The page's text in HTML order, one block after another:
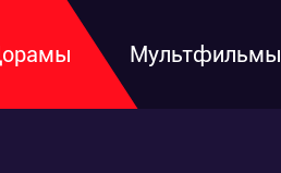
Мультфильмы